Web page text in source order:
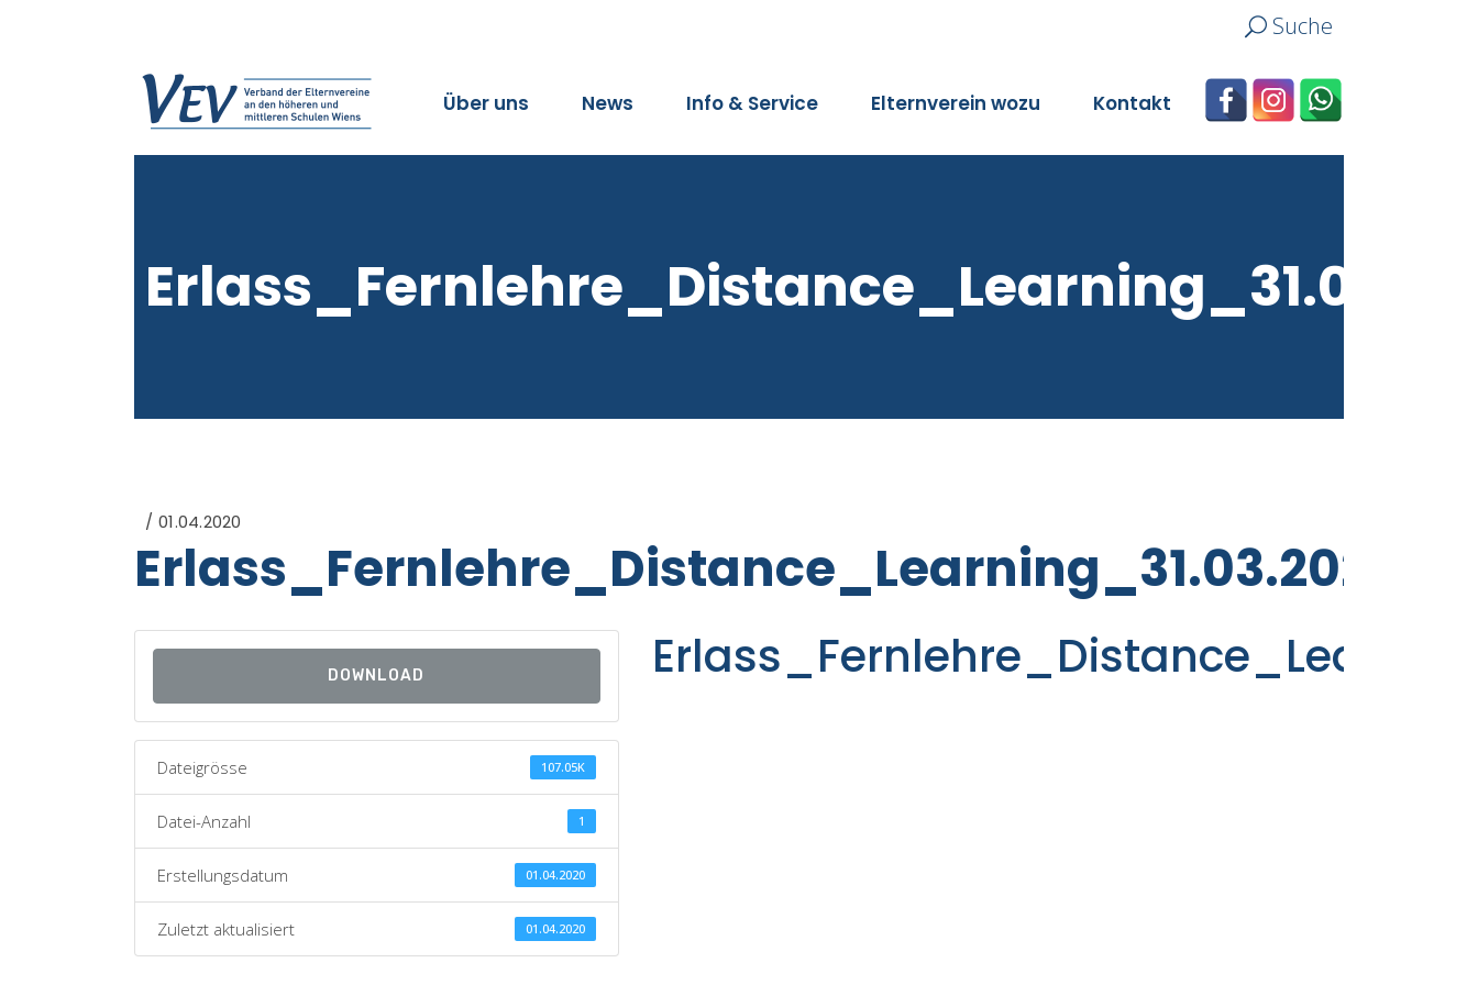
Suche
Über uns News Info & Service Elternverein wozu Kontakt
01.04.2020
Erlass_Fernlehre_Distance_Learning_31.03.2020
DOWNLOAD
Dateigrösse 107.05K
Datei-Anzahl 1
Erstellungsdatum 01.04.2020
Zuletzt aktualisiert 01.04.2020